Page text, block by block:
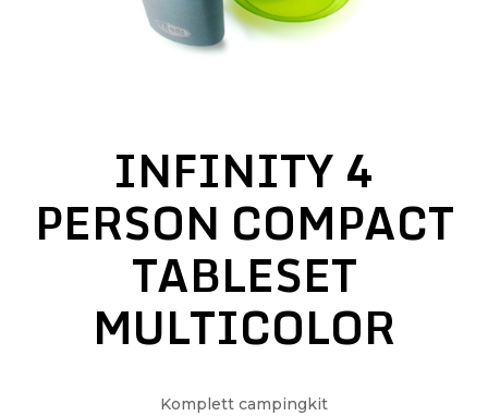
INFINITY 4
PERSON COMPACT
TABLESET
MULTICOLOR
Komplett campingkit